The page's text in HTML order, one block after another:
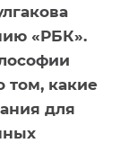
«РБК».
том, какие
для